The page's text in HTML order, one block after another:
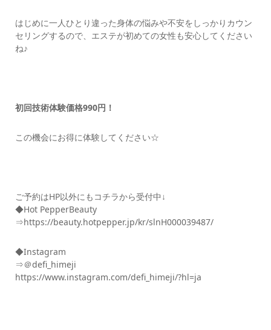
はじめに一人ひとり違った身体の悩みや不安をしっかりカウン
セリングするので、エステが初めての女性も安心してください
ね♪
初回技術体験価格990円！
この機会にお得に体験してください☆
ご予約はHP以外にもコチラから受付中↓
◆Hot PepperBeauty
⇒https://beauty.hotpepper.jp/kr/slnH000039487/
◆Instagram
⇒＠defi_himeji
https://www.instagram.com/defi_himeji/?hl=ja